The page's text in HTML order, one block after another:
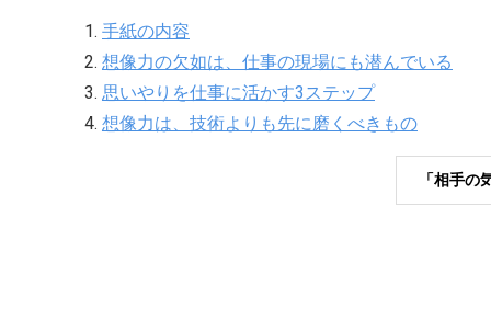
1. 手紙の内容
2. 想像力の欠如は、仕事の現場にも潜んでいる
3. 思いやりを仕事に活かす3ステップ
4. 想像力は、技術よりも先に磨くべきもの
「相手の